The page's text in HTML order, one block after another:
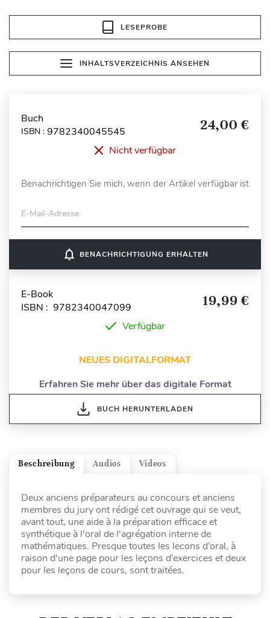
LESEPROBE
INHALTSVERZEICHNIS ANSEHEN
Buch
ISBN : 9782340045545 24,00 €
Nicht verfügbar
Benachrichtigen Sie mich, wenn der Artikel verfügbar ist
E-Mail-Adresse
notifications_none BENACHRICHTIGUNG ERHALTEN
E-Book
ISBN : 9782340047099
19,99 €
Verfügbar
NEUES DIGITALFORMAT
Erfahren Sie mehr über das digitale Format
BUCH HERUNTERLADEN
Videos
Audios
Beschreibung
Deux anciens préparateurs au concours et anciens
membres du jury ont rédigé cet ouvrage qui se veut,
avant tout, une aide à la préparation efficace et
synthétique à l'oral de l'agrégation interne de
mathématiques. Presque toutes les lecons d’oral, à
raison d'une page pour les leçons d’exercices et deux
pour les leçons de cours, sont traitées.